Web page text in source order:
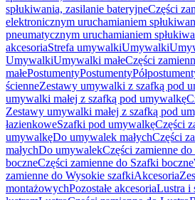
spłukiwania, zasilanie bateryjneCzęści
elektronicznym uruchamianiem
pneumatycznym uruchamianiem
akcesoriaStrefa umywalkiUmywalki
UmywalkiUmywalki małeCzęści
małePostumentyPostumenty
ścienneZestawy umywalki z szafką pod
umywalki małej z szafką pod umywalkę
Zestawy umywalki małej z szafką pod
łazienkoweSzafki pod umywalkęCzęści
umywalkęDo umywalek małychCzęści
małychDo umywalekCzęści zamienne
boczneCzęści zamienne do Szafki boczne
zamienne do Wysokie szafkiAkcesoria
montażowychPozostałe akcesoriaLustra i